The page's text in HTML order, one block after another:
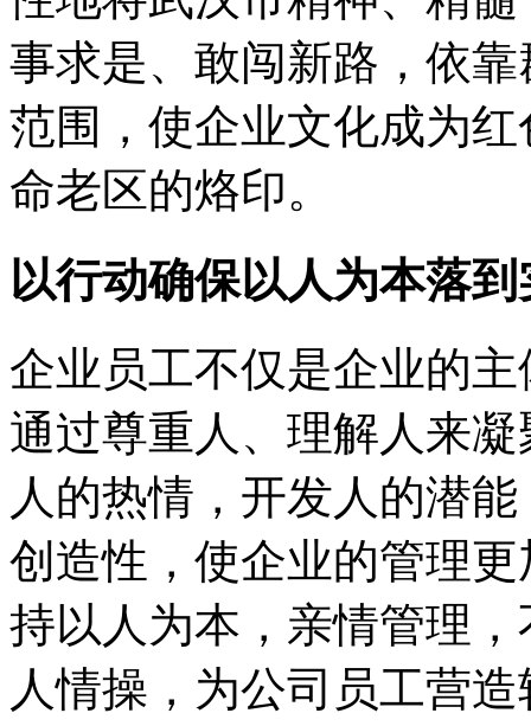
事求是、敢闯新路，依
范围，使企业文化成为
命老区的烙印。
以行动确保以人为本落到
企业员工不仅是企业的
通过尊重人、理解人来
人的热情，开发人的潜
创造性，使企业的管理
持以人为本，亲情管理
人情操，为公司员工营